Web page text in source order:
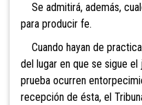
Se admitirá, además,
para producir fe.
Cuando hayan de
del lugar en que se sigue
prueba ocurren
recepción de ésta, el